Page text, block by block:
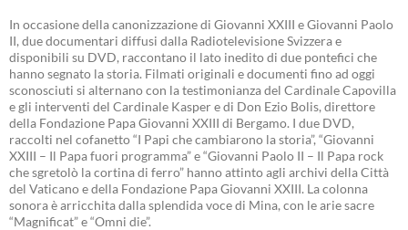
In occasione della canonizzazione di Giovanni XXIII e Giovanni Paolo
II, due documentari diffusi dalla Radiotelevisione Svizzera e
disponibili su DVD, raccontano il lato inedito di due pontefici che
hanno segnato la storia. Filmati originali e documenti fino ad oggi
sconosciuti si alternano con la testimonianza del Cardinale Capovilla
e gli interventi del Cardinale Kasper e di Don Ezio Bolis, direttore
della Fondazione Papa Giovanni XXIII di Bergamo. I due DVD,
raccolti nel cofanetto “I Papi che cambiarono la storia”, “Giovanni
XXIII – Il Papa fuori programma” e “Giovanni Paolo II – Il Papa rock
che sgretolò la cortina di ferro” hanno attinto agli archivi della Città
del Vaticano e della Fondazione Papa Giovanni XXIII. La colonna
sonora è arricchita dalla splendida voce di Mina, con le arie sacre
“Magnificat” e “Omni die”.